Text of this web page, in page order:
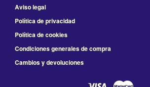
Aviso legal
Política de privacidad
Política de cookies
Condiciones generales de compra
Cambios y devoluciones